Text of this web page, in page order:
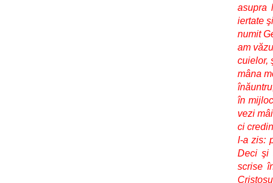
asupra
iertate
numit
am
cuielor,
mâna
în
vezi
ci
I-a zis:
Deci şi
scrise